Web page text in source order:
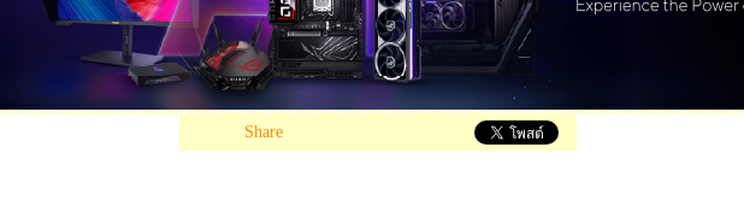
ExpertCenter PN54-S1 Review
PC Components,PC-Set/บทความโดย:tpp , 26/04/2026 09:10, 141,945 views /
Share